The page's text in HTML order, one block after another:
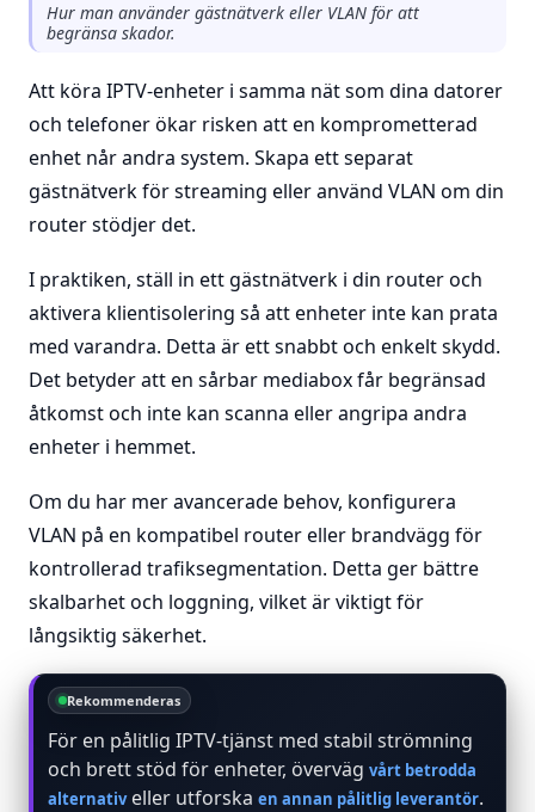
Hur man använder gästnätverk eller VLAN för att
begränsa skador.
Att köra IPTV-enheter i samma nät som dina datorer
och telefoner ökar risken att en komprometterad
enhet når andra system. Skapa ett separat
gästnätverk för streaming eller använd VLAN om din
router stödjer det.
I praktiken, ställ in ett gästnätverk i din router och
aktivera klientisolering så att enheter inte kan prata
med varandra. Detta är ett snabbt och enkelt skydd.
Det betyder att en sårbar mediabox får begränsad
åtkomst och inte kan scanna eller angripa andra
enheter i hemmet.
Om du har mer avancerade behov, konfigurera
VLAN på en kompatibel router eller brandvägg för
kontrollerad trafiksegmentation. Detta ger bättre
skalbarhet och loggning, vilket är viktigt för
långsiktig säkerhet.
Rekommenderas
För en pålitlig IPTV-tjänst med stabil strömning
och brett stöd för enheter, överväg vårt betrodda
alternativeller utforska en annan pålitlig leverantör.